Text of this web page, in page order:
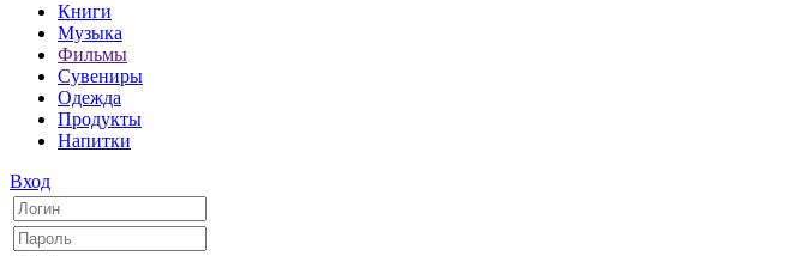
Книги
Музыка
Фильмы
Сувениры
Одежда
Продукты
Напитки
Вход